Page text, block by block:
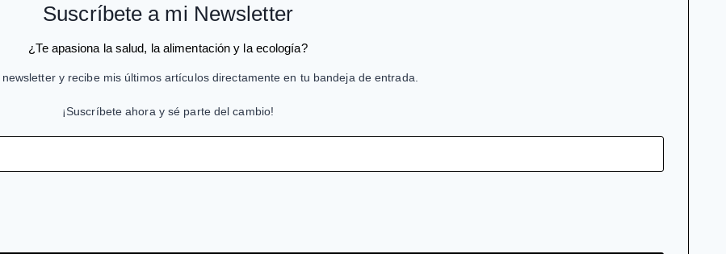
Suscríbete a mi Newsletter
¿Te apasiona la salud, la alimentación y la ecología?
y recibe mis últimos artículos directamente en tu bandeja de entrada.
¡Suscríbete ahora y sé parte del cambio!